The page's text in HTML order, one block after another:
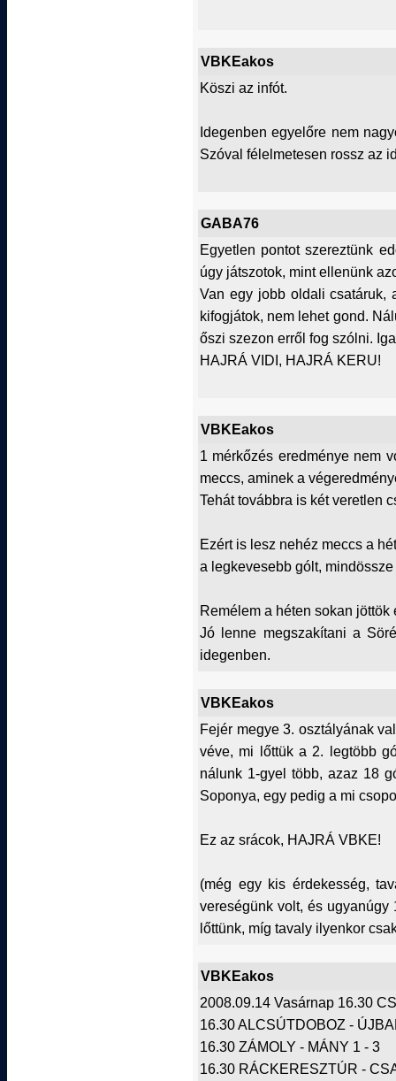
VBKEakos
Köszi az infót.
Idegenben egyelőre nem
Szóval félelmetesen rossz az
GABA76
Egyetlen pontot szereztünk
úgy játszotok, mint ellenünk
Van egy jobb oldali
kifogjátok, nem lehet gond.
őszi szezon erről fog szólni.
HAJRÁ VIDI, HAJRÁ KERU!
VBKEakos
1 mérkőzés eredménye nem
meccs, aminek a
Tehát továbbra is két veretlen
Ezért is lesz nehéz meccs a
a legkevesebb gólt, mindössze
Remélem a héten sokan jöttök
Jó lenne megszakítani a
idegenben.
VBKEakos
Fejér megye 3. osztályának
véve, mi lőttük a 2. legtöbb
nálunk 1-gyel több, azaz 18
Soponya, egy pedig a mi
Ez az srácok, HAJRÁ VBKE!
(még egy kis érdekesség,
vereségünk volt, és ugyanúgy
lőttünk, míg tavaly ilyenkor
VBKEakos
2008.09.14 Vasárnap 16.30
16.30 ALCSÚTDOBOZ -
16.30 ZÁMOLY - MÁNY 1 - 3
16.30 RÁCKERESZTÚR -